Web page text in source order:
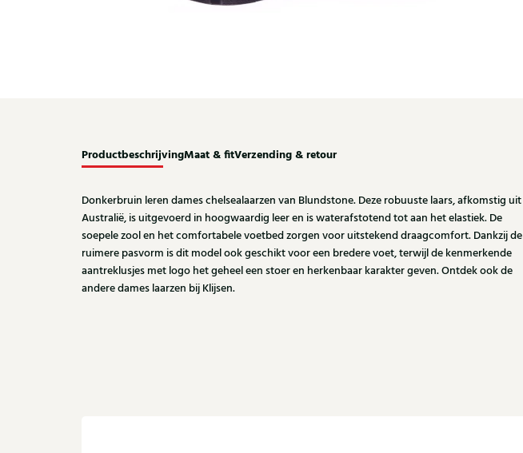
ProductbeschrijvingMaat & fitVerzending & retour
Donkerbruin leren dames chelsealaarzen van Blundstone. Deze robuuste laars, afkomstig uit
Australië, is uitgevoerd in hoogwaardig leer en is waterafstotend tot aan het elastiek. De
soepele zool en het comfortabele voetbed zorgen voor uitstekend draagcomfort. Dankzij de
ruimere pasvorm is dit model ook geschikt voor een bredere voet, terwijl de kenmerkende
aantreklusjes met logo het geheel een stoer en herkenbaar karakter geven. Ontdek ook de
andere dames laarzen bij Klijsen.